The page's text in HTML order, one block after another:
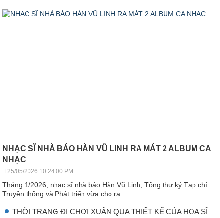
NHẠC SĨ NHÀ BÁO HÀN VŨ LINH RA MÁT 2 ALBUM CA
NHẠC
25/05/2026 10:24:00 PM
Tháng 1/2026, nhạc sĩ nhà báo Hàn Vũ Linh, Tổng thư ký Tạp chí
Truyền thống và Phát triển vừa cho ra...
THỜI TRANG ĐI CHƠI XUÂN QUA THIẾT KẾ CỦA HỌA SĨ